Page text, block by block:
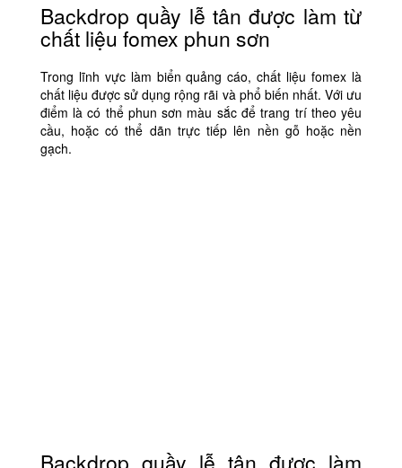
Backdrop quầy lễ tân được làm từ
chất liệu fomex phun sơn
Trong lĩnh vực làm biển quảng cáo, chất liệu fomex là
chất liệu được sử dụng rộng rãi và phổ biến nhất. Với ưu
điểm là có thể phun sơn màu sắc để trang trí theo yêu
cầu, hoặc có thể dãn trực tiếp lên nền gỗ hoặc nền
gạch.